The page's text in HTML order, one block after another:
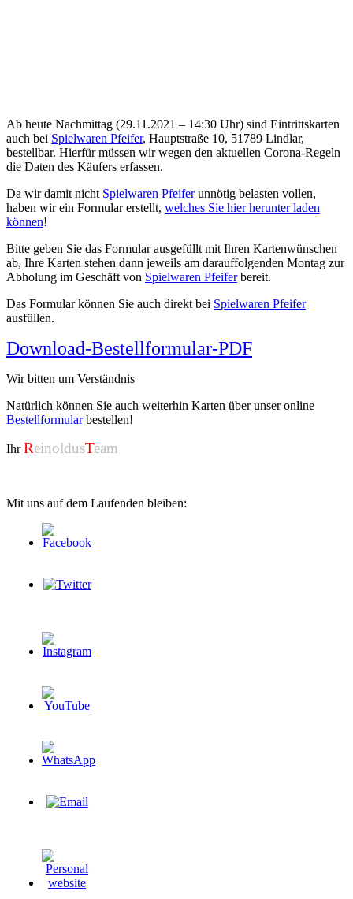
Ab heute Nachmittag (29.11.2021 – 14:30 Uhr) sind Eintrittskarten
auch bei Spielwaren Pfeifer, Hauptstraße 10, 51789 Lindlar,
bestellbar. Hierfür müssen wir wegen den aktuellen Corona-Regeln
die Daten des Käufers erfassen.
Da wir damit nicht Spielwaren Pfeiferunnötig belasten vollen,
haben wir ein Formular erstellt, welches Sie hier herunter laden
können!
Bitte geben Sie das Formular ausgefüllt mit Ihren Kartenwünschen
ab, Ihre Karten stehen dann jeweils am darauffolgenden Montag zur
Abholung im Geschäft von Spielwaren Pfeiferbereit.
Das Formular können Sie auch direkt bei Spielwaren Pfeifer
ausfüllen.
Download-Bestellformular-PDF
Wir bitten um Verständnis
Natürlich können Sie auch weiterhin Karten über unser online
Bestellformularbestellen!
IhrReinoldusTeam
Mit uns auf dem Laufenden bleiben: